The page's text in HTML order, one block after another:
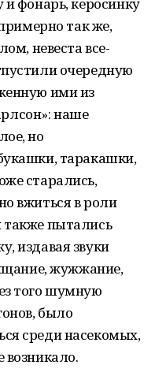
так же,
невеста все-
очередную
ими из
наше
но
таракашки,
старались,
вжиться в роли
пытались
издавая звуки
жужжание,
того шумную
было
среди насекомых,